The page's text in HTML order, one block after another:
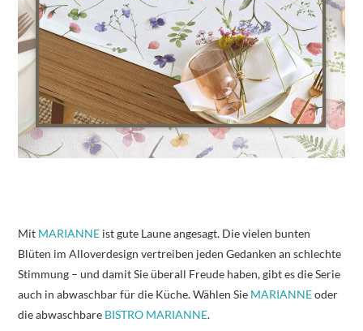
Mit MARIANNE ist gute Laune angesagt. Die vielen bunten
Blüten im Alloverdesign vertreiben jeden Gedanken an schlechte
Stimmung – und damit Sie überall Freude haben, gibt es die Serie
auch in abwaschbar für die Küche. Wählen Sie MARIANNEoder
die abwaschbare BISTRO MARIANNE.